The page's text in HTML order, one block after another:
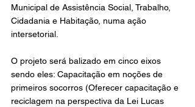
Municipal de Assistência Social, Trabalho,
Cidadania e Habitação, numa ação
intersetorial.
O projeto será balizado em cinco eixos
sendo eles: Capacitação em noções de
primeiros socorros (Oferecer capacitação e
reciclagem na perspectiva da Lei Lucas